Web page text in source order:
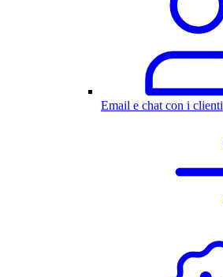
Email e chat con i clienti